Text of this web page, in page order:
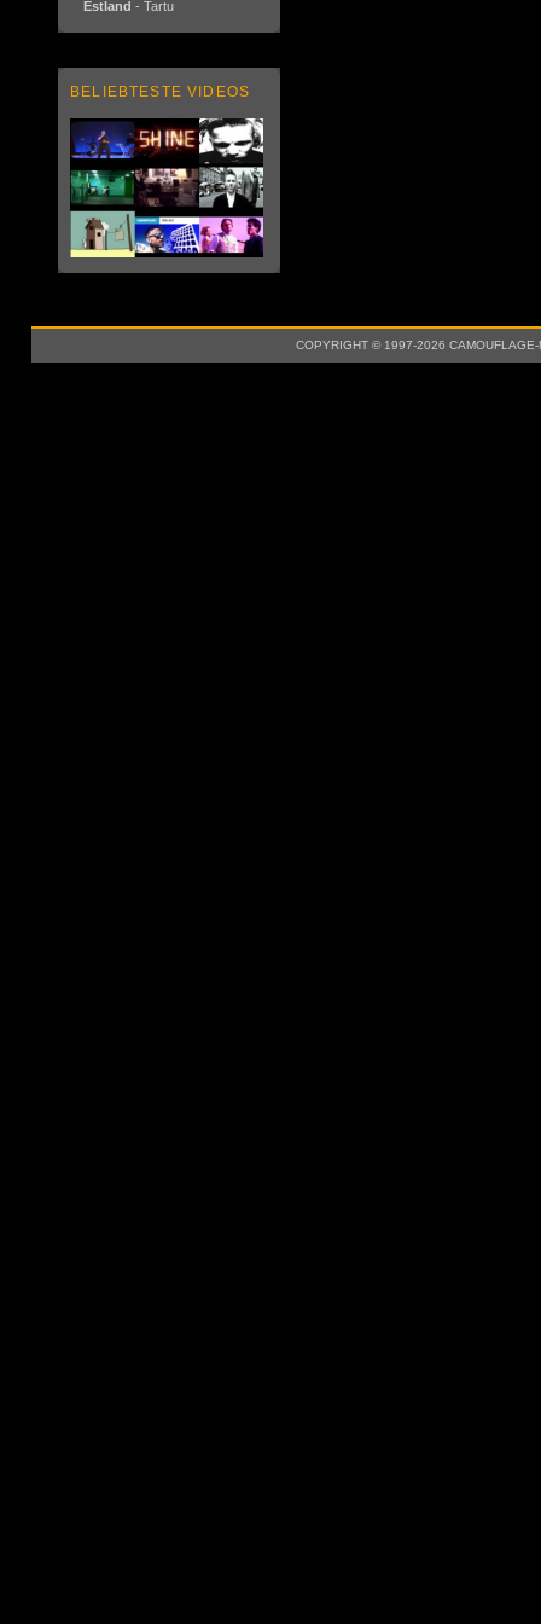
Estland - Tartu
BELIEBTESTE VIDEOS
COPYRIGHT © 1997-2026 CAMOUFLAGE-